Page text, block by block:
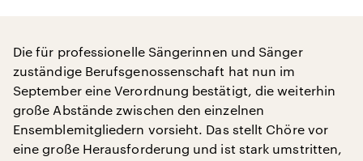
Die für professionelle Sängerinnen und Sänger
zuständige Berufsgenossenschaft hat nun im
September eine Verordnung bestätigt, die weiterhin
große Abstände zwischen den einzelnen
Ensemblemitgliedern vorsieht. Das stellt Chöre vor
eine große Herausforderung und ist stark umstritten,